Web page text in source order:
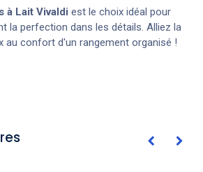
à Lait Vivaldi est le choix idéal pour
la perfection dans les détails. Alliez la
au confort d'un rangement organisé !